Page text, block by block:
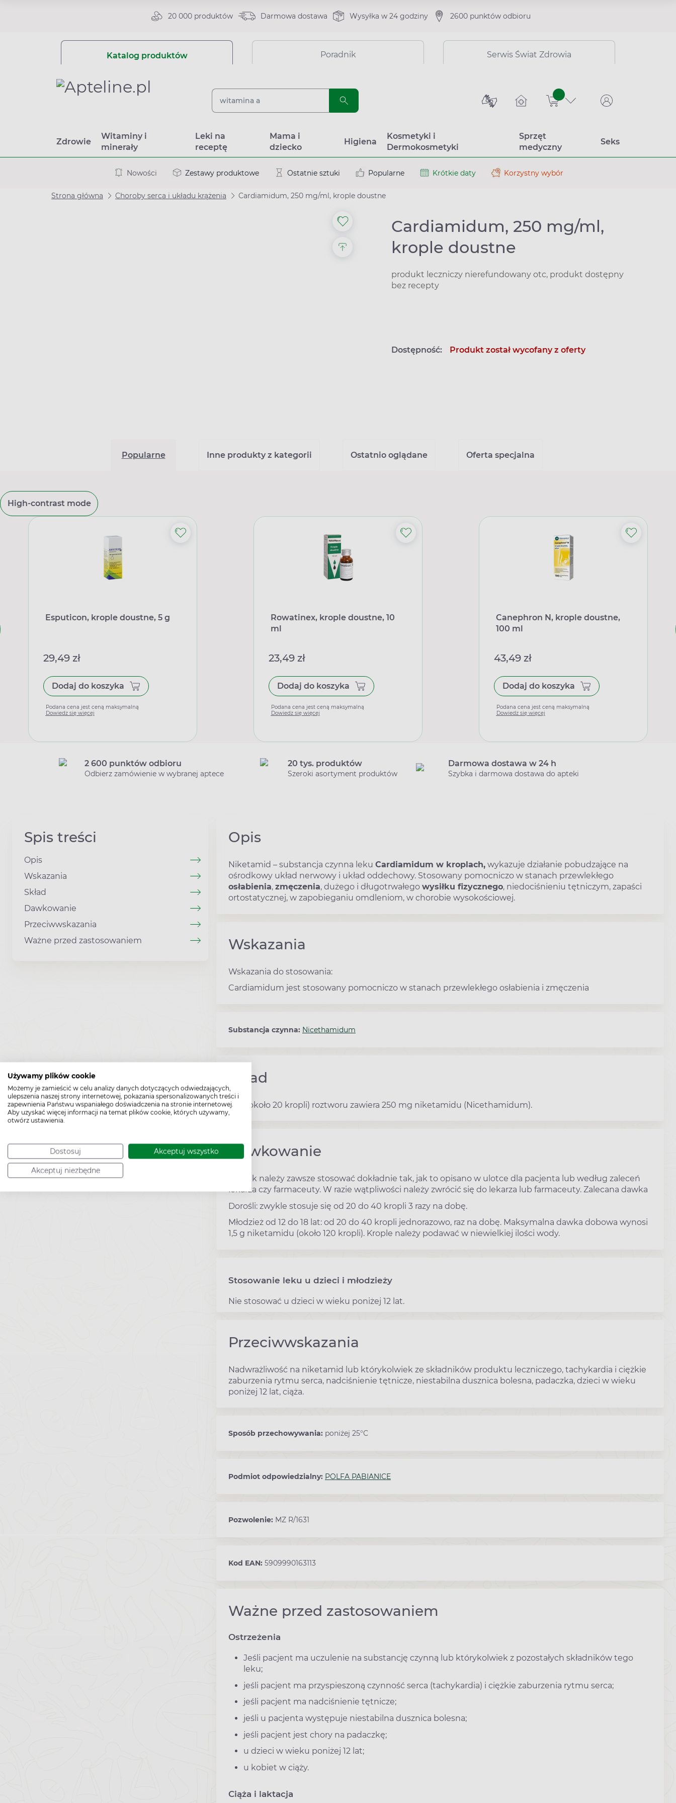
Używamy plików cookie
Możemy je zamieścić w celu analizy danych dotyczących odwiedzających,
ulepszenia naszej strony internetowej, pokazania spersonalizowanych treści i
zapewnienia Państwu wspaniałego doświadczenia na stronie internetowej.
Aby uzyskać więcej informacji na temat plików cookie, których używamy,
otwórz ustawienia.
Dostosuj Akceptuj wszystko
Akceptuj niezbędne
20 000 produktów Darmowa dostawa Wysyłka w 24 godziny 2600 punktów odbioru
Katalog produktów Poradnik Serwis Świat Zdrowia
sztuk
Zdrowie
Witaminy i
minerały
Leki na
receptę
Mama i
dziecko
Higiena
Kosmetyki i
Dermokosmetyki
Sprzęt
medyczny
Seks
Nowości Zestawy produktowe Ostatnie sztuki Popularne Krótkie daty Korzystny wybór
Strona główna Choroby serca i układu krążenia Cardiamidum, 250 mg/ml, krople doustne
Cardiamidum, 250 mg/ml,
krople doustne
produkt leczniczy nierefundowany otc, produkt dostępny
bez recepty
Dostępność: Produkt został wycofany z oferty
Popularne Inne produkty z kategorii Ostatnio oglądane Oferta specjalna
High-contrast mode
Esputicon, krople doustne, 5 g
29,49 zł
Dodaj do koszyka
Podana cena jest ceną maksymalną
Dowiedz się więcej
Rowatinex, krople doustne, 10
ml
23,49 zł
Dodaj do koszyka
Podana cena jest ceną maksymalną
Dowiedz się więcej
Canephron N, krople doustne,
100 ml
43,49 zł
Dodaj do koszyka
Podana cena jest ceną maksymalną
Dowiedz się więcej
2 600 punktów odbioru
Odbierz zamówienie w wybranej aptece
20 tys. produktów
Szeroki asortyment produktów
Darmowa dostawa w 24 h
Szybka i darmowa dostawa do apteki
Spis treści
Opis
Wskazania
Skład
Dawkowanie
Przeciwwskazania
Ważne przed zastosowaniem
Opis
Niketamid – substancja czynna leku Cardiamidum w kroplach, wykazuje działanie pobudzające na
ośrodkowy układ nerwowy i układ oddechowy. Stosowany pomocniczo w stanach przewlekłego
osłabienia, zmęczenia, dużego i długotrwałego wysiłku fizycznego, niedociśnieniu tętniczym, zapaści
ortostatycznej, w zapobieganiu omdleniom, w chorobie wysokościowej.
Wskazania
Wskazania do stosowania:
Cardiamidum jest stosowany pomocniczo w stanach przewlekłego osłabienia i zmęczenia
Substancja czynna: Nicethamidum
Skład
1 ml (około 20 kropli) roztworu zawiera 250 mg niketamidu (Nicethamidum).
Dawkowanie
Ten lek należy zawsze stosować dokładnie tak, jak to opisano w ulotce dla pacjenta lub według zaleceń
lekarza czy farmaceuty. W razie wątpliwości należy zwrócić się do lekarza lub farmaceuty. Zalecana dawka
Dorośli: zwykle stosuje się od 20 do 40 kropli 3 razy na dobę.
Młodzież od 12 do 18 lat: od 20 do 40 kropli jednorazowo, raz na dobę. Maksymalna dawka dobowa wynosi
1,5 g niketamidu (około 120 kropli). Krople należy podawać w niewielkiej ilości wody.
Stosowanie leku u dzieci i młodzieży
Nie stosować u dzieci w wieku poniżej 12 lat.
Przeciwwskazania
Nadwrażliwość na niketamid lub którykolwiek ze składników produktu leczniczego, tachykardia i ciężkie
zaburzenia rytmu serca, nadciśnienie tętnicze, niestabilna dusznica bolesna, padaczka, dzieci w wieku
poniżej 12 lat, ciąża.
Sposób przechowywania: poniżej 25°C
Podmiot odpowiedzialny: POLFA PABIANICE
Pozwolenie: MZ R/1631
Kod EAN: 5909990163113
Ważne przed zastosowaniem
Ostrzeżenia
Jeśli pacjent ma uczulenie na substancję czynną lub którykolwiek z pozostałych składników tego
leku;
jeśli pacjent ma przyspieszoną czynność serca (tachykardia) i ciężkie zaburzenia rytmu serca;
jeśli pacjent ma nadciśnienie tętnicze;
jeśli u pacjenta występuje niestabilna dusznica bolesna;
jeśli pacjent jest chory na padaczkę;
u dzieci w wieku poniżej 12 lat;
u kobiet w ciąży.
Ciąża i laktacja